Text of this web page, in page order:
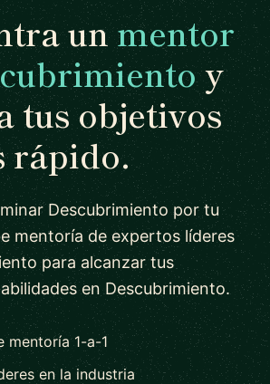
unmentor
y
tus objetivos
rápido.
Descubrimiento por tu
mentoría de expertos líderes
para alcanzar tus
en Descubrimiento.
mentoría 1-a-1
en la industria